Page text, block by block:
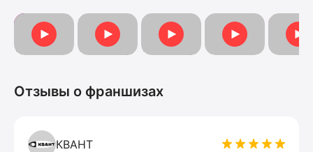
Отзыв от АннаОтзыв о франшизеОтзыв о франшизе
Видеоотзыв от
Отзывы о франшизах
КВАНТ